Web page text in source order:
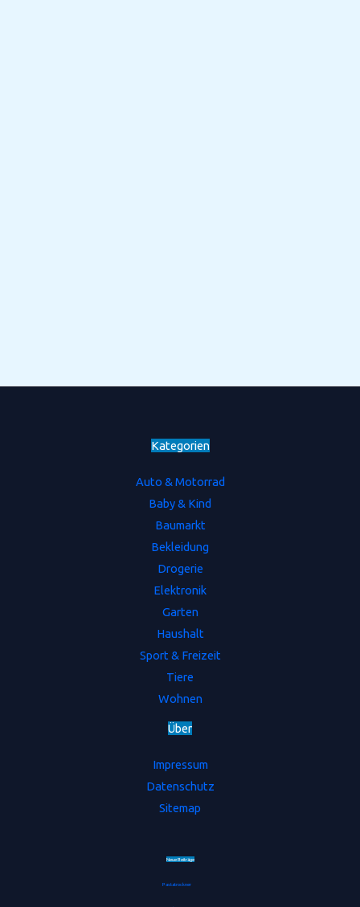
Kategorien
Auto & Motorrad
Baby & Kind
Baumarkt
Bekleidung
Drogerie
Elektronik
Garten
Haushalt
Sport & Freizeit
Tiere
Wohnen
Über
Impressum
Datenschutz
Sitemap
Neue Beiträge
Pastatrockner